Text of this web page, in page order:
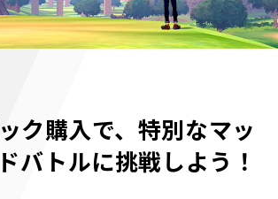
ク購入で、 特別なマッ
バトルに挑戦しよう！